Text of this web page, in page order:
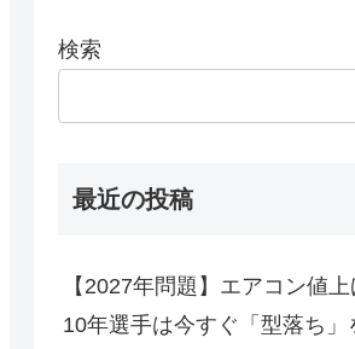
検索
最近の投稿
【2027年問題】エアコン値上
10年選手は今すぐ「型落ち」